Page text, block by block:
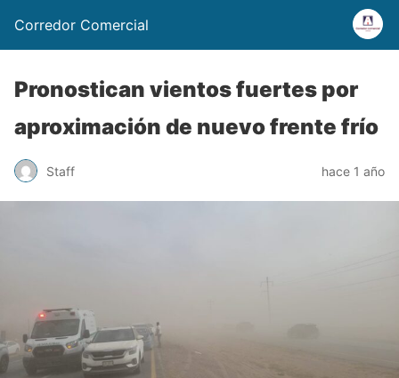
Corredor Comercial
Pronostican vientos fuertes por
aproximación de nuevo frente frío
Staff hace 1 año